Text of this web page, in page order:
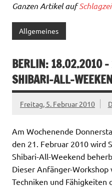
Ganzen Artikel auf
Allgemeines
BERLIN: 18.02.2010
SHIBARI-ALL-
Freitag, 5. Februar 2010
Am Wochenende
den 21. Februar 2010 wird
Shibari-All-Weekend
Dieser Anfänger-
Techniken und Fähigkeiten